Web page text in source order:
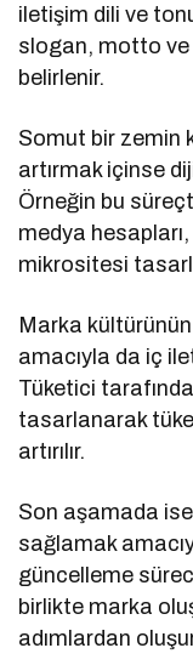
iletişim dili ve
slogan, motto ve
belirlenir.
Somut bir zemin
artırmak içinse
Örneğin bu
medya
mikrositesi
Marka
amacıyla da iç
Tüketici
tasarlanarak
artırılır.
Son aşamada
sağlamak
güncelleme
birlikte marka
adımlardan